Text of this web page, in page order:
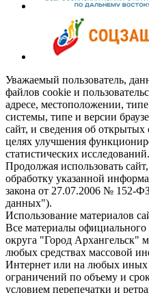
Уважаемый пользователь,
файлов cookie и
адресе, местоположении,
системы, типе и версии
сайт, и сведения об открытых
целях улучшения
статистических исследований.
Продолжая использовать
обработку указанной
закона от 27.07.2006 № 152-
данных").
Использование материалов
Все материалы официального
округа "Город Архангельск"
любых средствах массовой
Интернет или на любых иных
ограничений по объему и
условием перепечатки и